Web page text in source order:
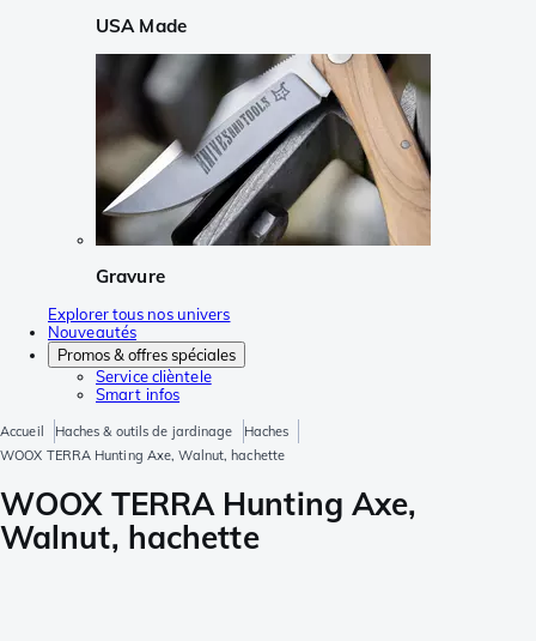
USA Made
Gravure
Explorer tous nos univers
Nouveautés
Promos & offres spéciales
Service clièntele
Smart infos
Accueil Haches & outils de jardinage
Haches
WOOX TERRA Hunting Axe, Walnut, hachette
WOOX TERRA Hunting Axe,
Walnut, hachette